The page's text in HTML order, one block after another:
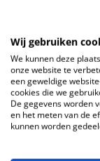
Heta Oura
Informatie
Wij gebruiken
We kunnen deze
onze website te
een geweldige
cookies die we
De gegevens worden
en het meten van de
kunnen worden